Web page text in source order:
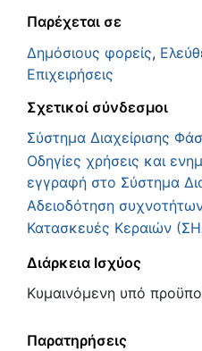
Παρέχεται σε
Δημόσιους φορείς,
Επιχειρήσεις
Σχετικοί σύνδεσμοι
Σύστημα Διαχείρισης
Οδηγίες χρήσεις και
εγγραφή στο Σύστημα
Αδειοδότηση
Κατασκευές Κεραιών
Διάρκεια Ισχύος
Κυμαινόμενη υπό
Παρατηρήσεις